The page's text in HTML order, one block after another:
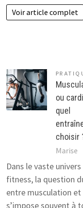
Voir article complet
ou
quel
choisir
Marise
Dans le vaste univers
fitness, la question
entre musculation et
s’impose souvent à